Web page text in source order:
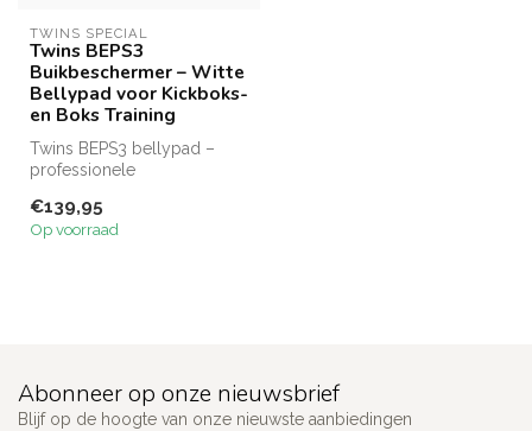
TWINS SPECIAL
Twins BEPS3
Buikbeschermer – Witte
Bellypad voor Kickboks-
en Boks Training
Twins BEPS3 bellypad –
professionele
Lichtgewicht, duur...
€139,95
Op voorraad
Abonneer op onze nieuwsbrief
Blijf op de hoogte van onze nieuwste aanbiedingen